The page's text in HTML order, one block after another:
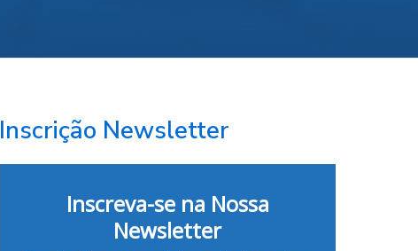
Inscrição Newsletter
Inscreva-se na Nossa
Newsletter